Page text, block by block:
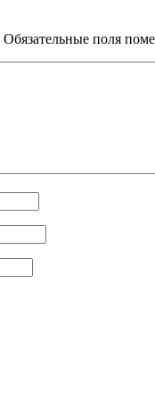
Обязательные поля